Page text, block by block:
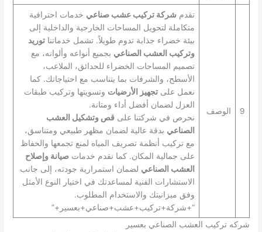
9 الوصف
تقدم شركة تركيب عشب صناعي خدمات احترافية
متكاملة لتحويل المساحات الخارجية والداخلية إلى
بيئة خضراء جذابة تدوم طويلاً. تشمل خدماتنا توريد
وتركيب العشب الصناعي بجميع أنواعه وألوانه، مع
تصميم المساحات الخضراء للحدائق، الملاعب،
الأسطح، والشرفات بما يتناسب مع احتياجاتك. كما
نعمل على تجهيز الأرضيات وتسويتها وتركيب طبقات
العزل لضمان أفضل أداء ومتانة.
نحرص في شركتنا على قص وتشكيل العشب
الصناعي بدقة عالية لضمان مظهر طبيعي ومتناسق،
مع تركيب أنظمة تصريف المياه لمنع تجمعها والحفاظ
على جمالية المكان. كما نقدم خدمات صيانة وإصلاح
العشب الصناعي لضمان استمرارية جودته، إلى جانب
الاستشارات الفنية لمساعدتك في اختيار النوع الأمثل
وفق ميزانيتك والاستخدام المطلوب.
“+شركة+تركيب+عشب+صناعي+بعسير+”
شركه تركيب العشب الصناعي بعسير